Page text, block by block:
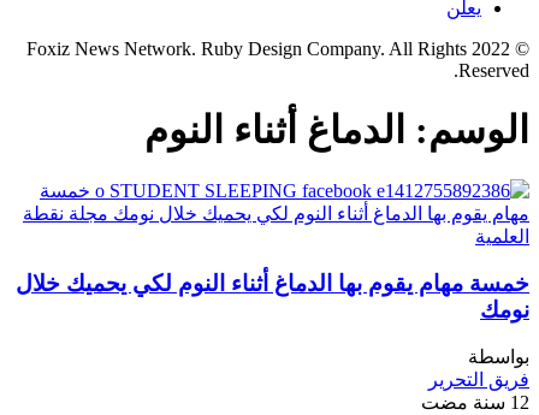
يعلن
© 2022 Foxiz News Network. Ruby Design Company. All Rights
Reserved.
الوسم: الدماغ أثناء النوم
خمسة مهام يقوم بها الدماغ أثناء النوم لكي يحميك خلال
نومك
بواسطة
فريق التحرير
12 سنة مضت